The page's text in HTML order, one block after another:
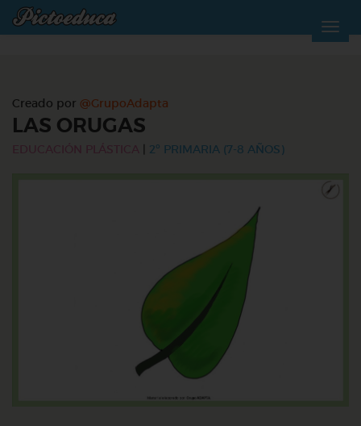
Creado por @GrupoAdapta
LAS ORUGAS
EDUCACIÓN PLÁSTICA 2º PRIMARIA (7-8 AÑOS)